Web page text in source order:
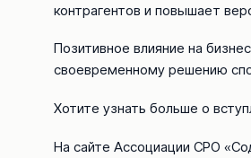
контрагентов и повышает
Позитивное влияние на
своевременному решению
Хотите узнать больше о
На сайте Ассоциации СРО